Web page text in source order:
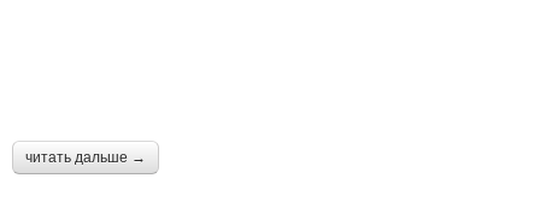
читать дальше →